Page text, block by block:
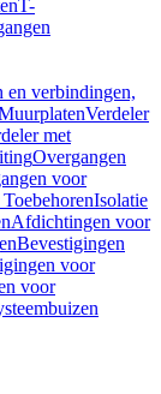
T-
en verbindingen,
Verdeler
met
Overgangen
voor
Isolatie
Afdichtingen voor
Bevestigingen
voor
voor